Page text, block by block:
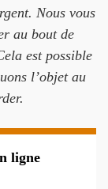
Nous vous
au bout de
est possible
l’objet au
ligne